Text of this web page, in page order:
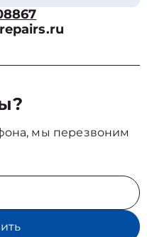
мы перезвоним